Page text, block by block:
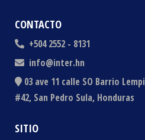
CONTACTO
+504 2552 - 8131
info@inter.hn
03 ave 11 calle SO Barrio
#42, San Pedro Sula, Honduras
SITIO